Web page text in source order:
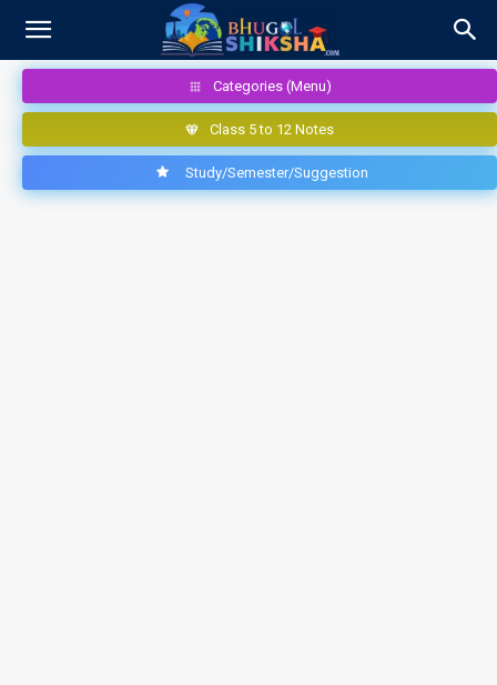
Categories (Menu)
Class 5 to 12 Notes
Study/Semester/Suggestion